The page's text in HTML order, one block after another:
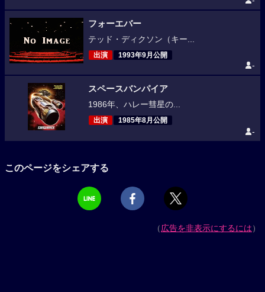
フォーエバー
テッド・ディクソン（キー...
出演 1993年9月公開
-
スペースバンパイア
1986年、ハレー彗星の...
出演 1985年8月公開
-
このページをシェアする
（広告を非表示にするには）